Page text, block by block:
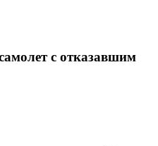
с отказавшим